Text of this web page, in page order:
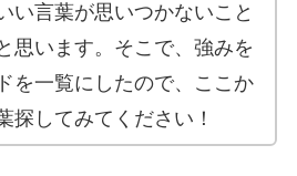
い言葉が思いつかないこと
思います。そこで、強みを
を一覧にしたので、ここか
探してみてください！